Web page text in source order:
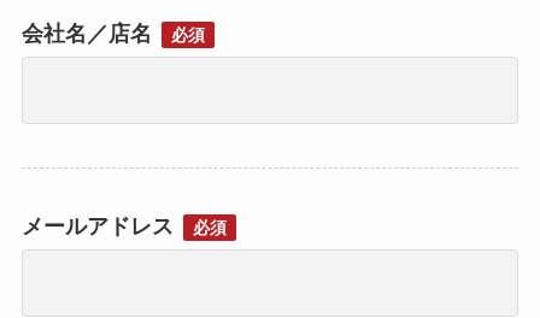
会社名／店名 必須
メールアドレス 必須